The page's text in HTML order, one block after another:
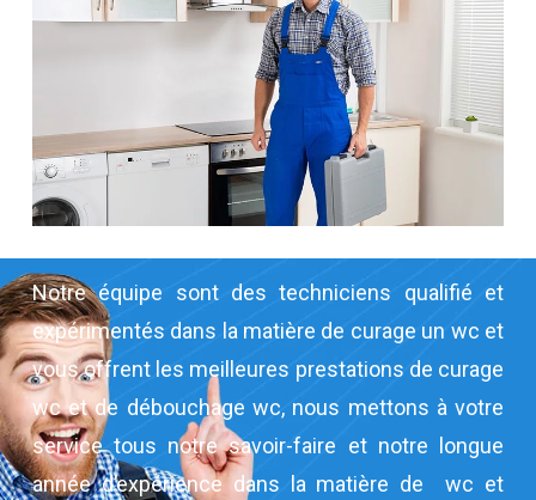
Notre équipe sont des techniciens qualifié et
expérimentés dans la matière de curage un wc et
vous offrent les meilleures prestations de curage
wc et de débouchage wc, nous mettons à votre
service tous notre savoir-faire et notre longue
année d’expérience dans la matière de wc et